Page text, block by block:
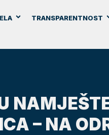
TRANSPARENTNOST
– NA